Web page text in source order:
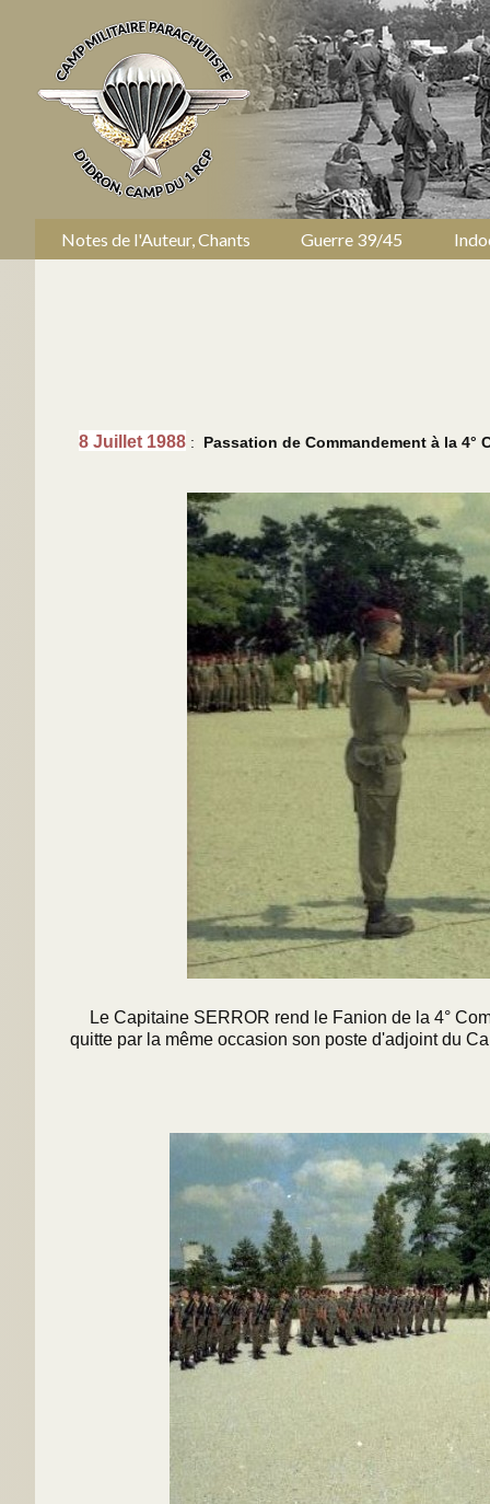
Notes de l'Auteur, Chants Guerre 39/45
8 Juillet 1988 : Passation de Commandement à la 4°
Le Capitaine SERROR rend le Fanion de la 4°
quitte par la même occasion son poste d'adjoint du